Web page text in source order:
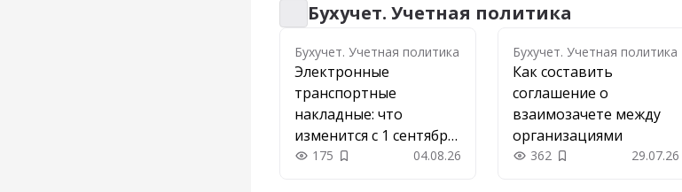
Бухучет. Учетная политика
Бухучет. Учетная политика
Бухучет. Учетная политика
Электронные
транспортные
накладные: что
изменится с 1 сентября
и как перейти
175 Добавить в закладки
04.08.26
Бухучет. Учетная политика
Как составить
соглашение о
взаимозачете между
организациями
362 Добавить в закладки
29.07.26